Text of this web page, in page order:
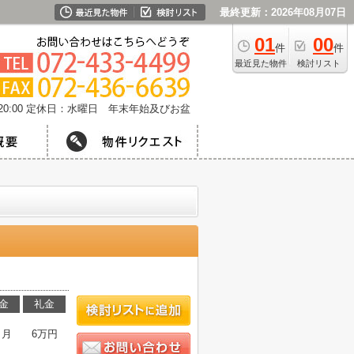
最終更新：2026年08月07日
01件
最近見た物件
00件
検討リスト
定休日：水曜日 年末年始及びお盆
礼金
6万円